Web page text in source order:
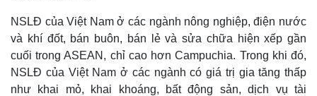
NSLĐ của Việt Nam ở các ngành nông nghiệp, điện nước
và khí đốt, bán buôn, bán lẻ và sửa chữa hiện xếp gần
cuối trong ASEAN, chỉ cao hơn Campuchia. Trong khi đó,
NSLĐ của Việt Nam ở các ngành có giá trị gia tăng thấp
như khai mỏ, khai khoáng, bất động sản, dịch vụ tài